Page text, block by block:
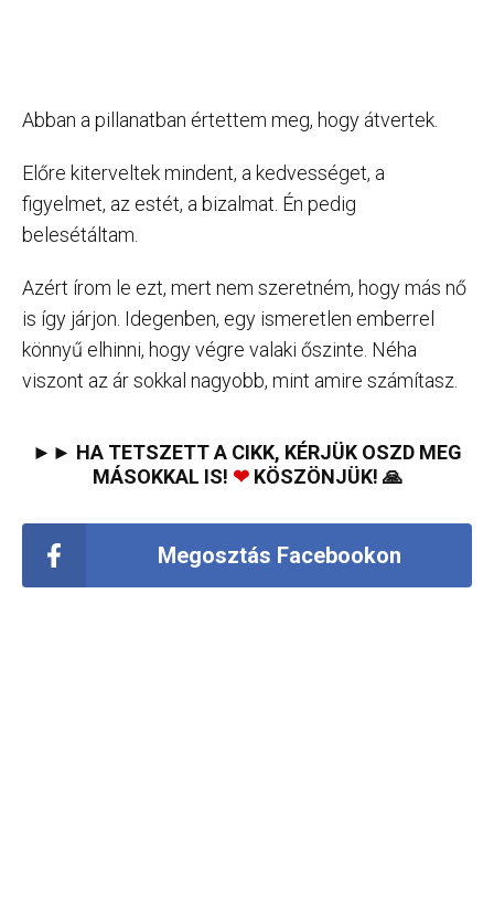
Abban a pillanatban értettem meg, hogy átvertek.
Előre kiterveltek mindent, a kedvességet, a
figyelmet, az estét, a bizalmat. Én pedig
belesétáltam.
Azért írom le ezt, mert nem szeretném, hogy más nő
is így járjon. Idegenben, egy ismeretlen emberrel
könnyű elhinni, hogy végre valaki őszinte. Néha
viszont az ár sokkal nagyobb, mint amire számítasz.
►► HA TETSZETT A CIKK, KÉRJÜK OSZD MEG
MÁSOKKAL IS! ❤KÖSZÖNJÜK! 🙏
Megosztás Facebookon